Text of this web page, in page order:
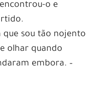
o e
que sou tão nojento
olhar quando
embora. –